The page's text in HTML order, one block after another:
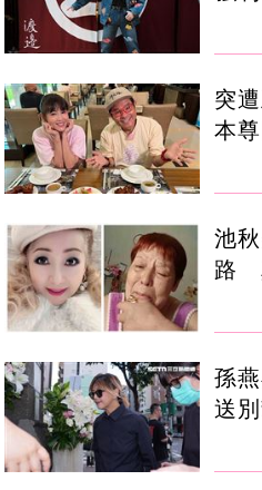
突
本
池
路
孫
送